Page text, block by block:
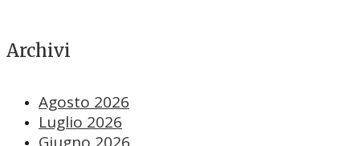
Archivi
Agosto 2026
Luglio 2026